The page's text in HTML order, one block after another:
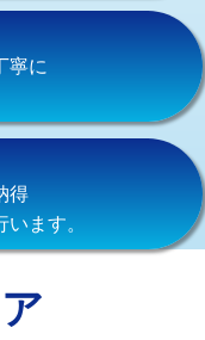
16,500円
16,500円
3,300円
5,500円
寧に
得
ます。